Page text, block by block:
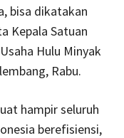
bisa dikatakan
Kepala Satuan
Hulu Minyak
Rabu.
hampir seluruh
berefisiensi,